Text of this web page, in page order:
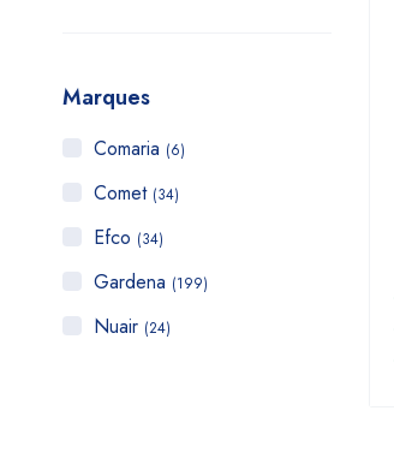
Marques
Comaria (6)
Comet (34)
Efco (34)
Gardena (199)
Nuair (24)